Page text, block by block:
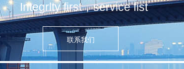
Integrlty first，service fist
联系我们